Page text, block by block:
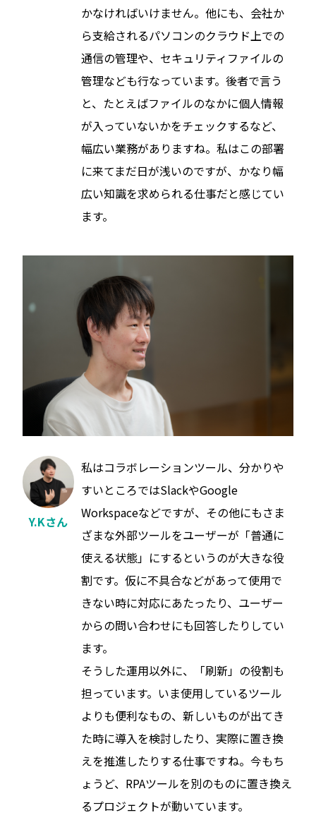
かなければいけません。他にも、会社か
ら支給されるパソコンのクラウド上での
通信の管理や、セキュリティファイルの
管理なども行なっています。後者で言う
と、たとえばファイルのなかに個人情報
が入っていないかをチェックするなど、
幅広い業務がありますね。私はこの部署
に来てまだ日が浅いのですが、かなり幅
広い知識を求められる仕事だと感じてい
ます。
Y.Kさん
私はコラボレーションツール、分かりや
すいところではSlackやGoogle
Workspaceなどですが、その他にもさま
ざまな外部ツールをユーザーが「普通に
使える状態」にするというのが大きな役
割です。仮に不具合などがあって使用で
きない時に対応にあたったり、ユーザー
からの問い合わせにも回答したりしてい
ます。
そうした運用以外に、「刷新」の役割も
担っています。いま使用しているツール
よりも便利なもの、新しいものが出てき
た時に導入を検討したり、実際に置き換
えを推進したりする仕事ですね。今もち
ょうど、RPAツールを別のものに置き換え
るプロジェクトが動いています。